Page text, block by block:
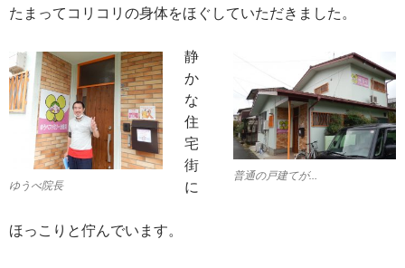
たまってコリコリの身体をほぐしていただきました。
ゆうべ院長
普通の戸建てが…
静
か
な
住
宅
街
に
ほっこりと佇んでいます。